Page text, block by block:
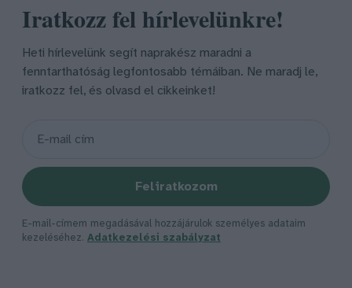
Iratkozz fel hírlevelünkre!
Heti hírlevelünk segít naprakész maradni a
fenntarthatóság legfontosabb témáiban. Ne maradj le,
iratkozz fel, és olvasd el cikkeinket!
Feliratkozom
E-mail-címem megadásával hozzájárulok személyes adataim
kezeléséhez. Adatkezelési szabályzat